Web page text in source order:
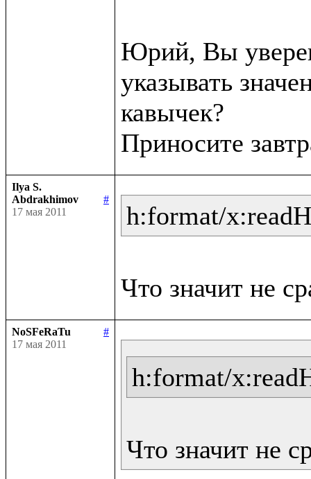
Юрий, Вы
указывать
кавычек?
Ilya S.
Abdrakhimov
#
17 мая 2011
h:format/
NoSFeRaTu
#
17 мая 2011
h:format/
Что значит не